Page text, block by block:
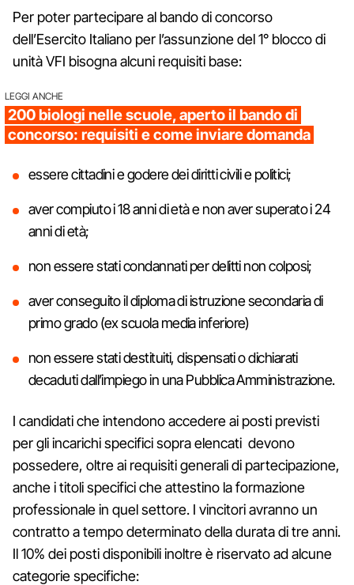
Per poter partecipare al bando di concorso
dell’Esercito Italiano per l’assunzione del 1° blocco di
unità VFI bisogna alcuni requisiti base:
LEGGI ANCHE
200 biologi nelle scuole, aperto il bando di
concorso: requisiti e come inviare domanda
essere cittadini e godere dei diritti civili e politici;
aver compiuto i 18 anni di età e non aver superato i 24
anni di età;
non essere stati condannati per delitti non colposi;
aver conseguito il diploma di istruzione secondaria di
primo grado (ex scuola media inferiore)
non essere stati destituiti, dispensati o dichiarati
decaduti dall’impiego in una Pubblica Amministrazione.
I candidati che intendono accedere ai posti previsti
per gli incarichi specifici sopra elencati devono
possedere, oltre ai requisiti generali di partecipazione,
anche i titoli specifici che attestino la formazione
professionale in quel settore. I vincitori avranno un
contratto a tempo determinato della durata di tre anni.
Il 10% dei posti disponibili inoltre è riservato ad alcune
categorie specifiche: